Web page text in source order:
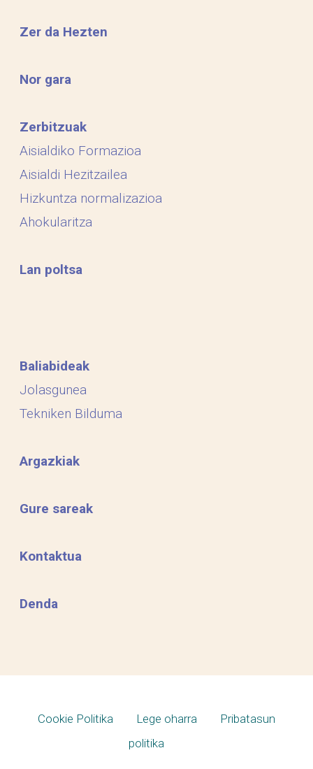
Zer da Hezten
Nor gara
Zerbitzuak
Aisialdiko Formazioa
Aisialdi Hezitzailea
Hizkuntza normalizazioa
Ahokularitza
Lan poltsa
Baliabideak
Jolasgunea
Tekniken Bilduma
Argazkiak
Gure sareak
Kontaktua
Denda
Cookie Politika Lege oharra
Pribatasun
politika